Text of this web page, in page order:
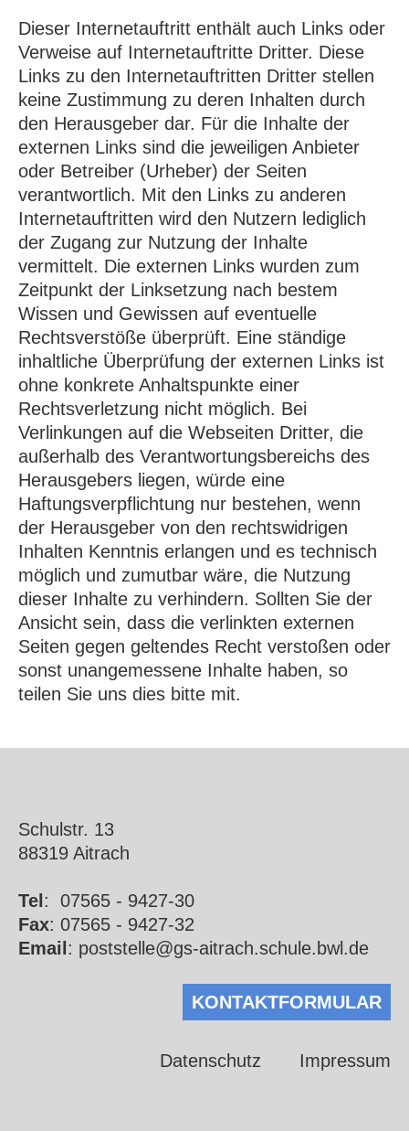
Dieser Internetauftritt enthält auch Links oder
Verweise auf Internetauftritte Dritter. Diese
Links zu den Internetauftritten Dritter stellen
keine Zustimmung zu deren Inhalten durch
den Herausgeber dar. Für die Inhalte der
externen Links sind die jeweiligen Anbieter
oder Betreiber (Urheber) der Seiten
verantwortlich. Mit den Links zu anderen
Internetauftritten wird den Nutzern lediglich
der Zugang zur Nutzung der Inhalte
vermittelt. Die externen Links wurden zum
Zeitpunkt der Linksetzung nach bestem
Wissen und Gewissen auf eventuelle
Rechtsverstöße überprüft. Eine ständige
inhaltliche Überprüfung der externen Links ist
ohne konkrete Anhaltspunkte einer
Rechtsverletzung nicht möglich. Bei
Verlinkungen auf die Webseiten Dritter, die
außerhalb des Verantwortungsbereichs des
Herausgebers liegen, würde eine
Haftungsverpflichtung nur bestehen, wenn
der Herausgeber von den rechtswidrigen
Inhalten Kenntnis erlangen und es technisch
möglich und zumutbar wäre, die Nutzung
dieser Inhalte zu verhindern. Sollten Sie der
Ansicht sein, dass die verlinkten externen
Seiten gegen geltendes Recht verstoßen oder
sonst unangemessene Inhalte haben, so
teilen Sie uns dies bitte mit.
Schulstr. 13
88319 Aitrach
Tel : 07565 - 9427-30
Fax: 07565 - 9427-32
Email : poststelle@gs-aitrach.schule.bwl.de
KONTAKTFORMULAR
Datenschutz Impressum